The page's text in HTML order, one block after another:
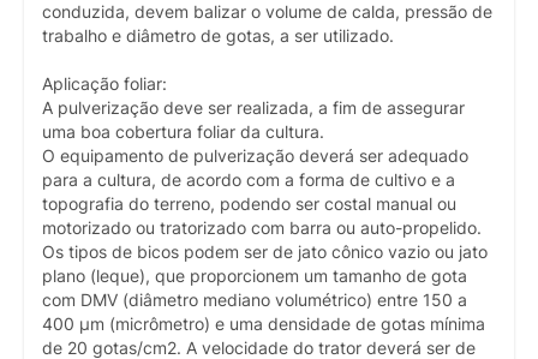
conduzida, devem balizar o volume de calda, pressão de
trabalho e diâmetro de gotas, a ser utilizado.
Aplicação foliar:
A pulverização deve ser realizada, a fim de assegurar
uma boa cobertura foliar da cultura.
O equipamento de pulverização deverá ser adequado
para a cultura, de acordo com a forma de cultivo e a
topografia do terreno, podendo ser costal manual ou
motorizado ou tratorizado com barra ou auto-propelido.
Os tipos de bicos podem ser de jato cônico vazio ou jato
plano (leque), que proporcionem um tamanho de gota
com DMV (diâmetro mediano volumétrico) entre 150 a
400 µm (micrômetro) e uma densidade de gotas mínima
de 20 gotas/cm2. A velocidade do trator deverá ser de